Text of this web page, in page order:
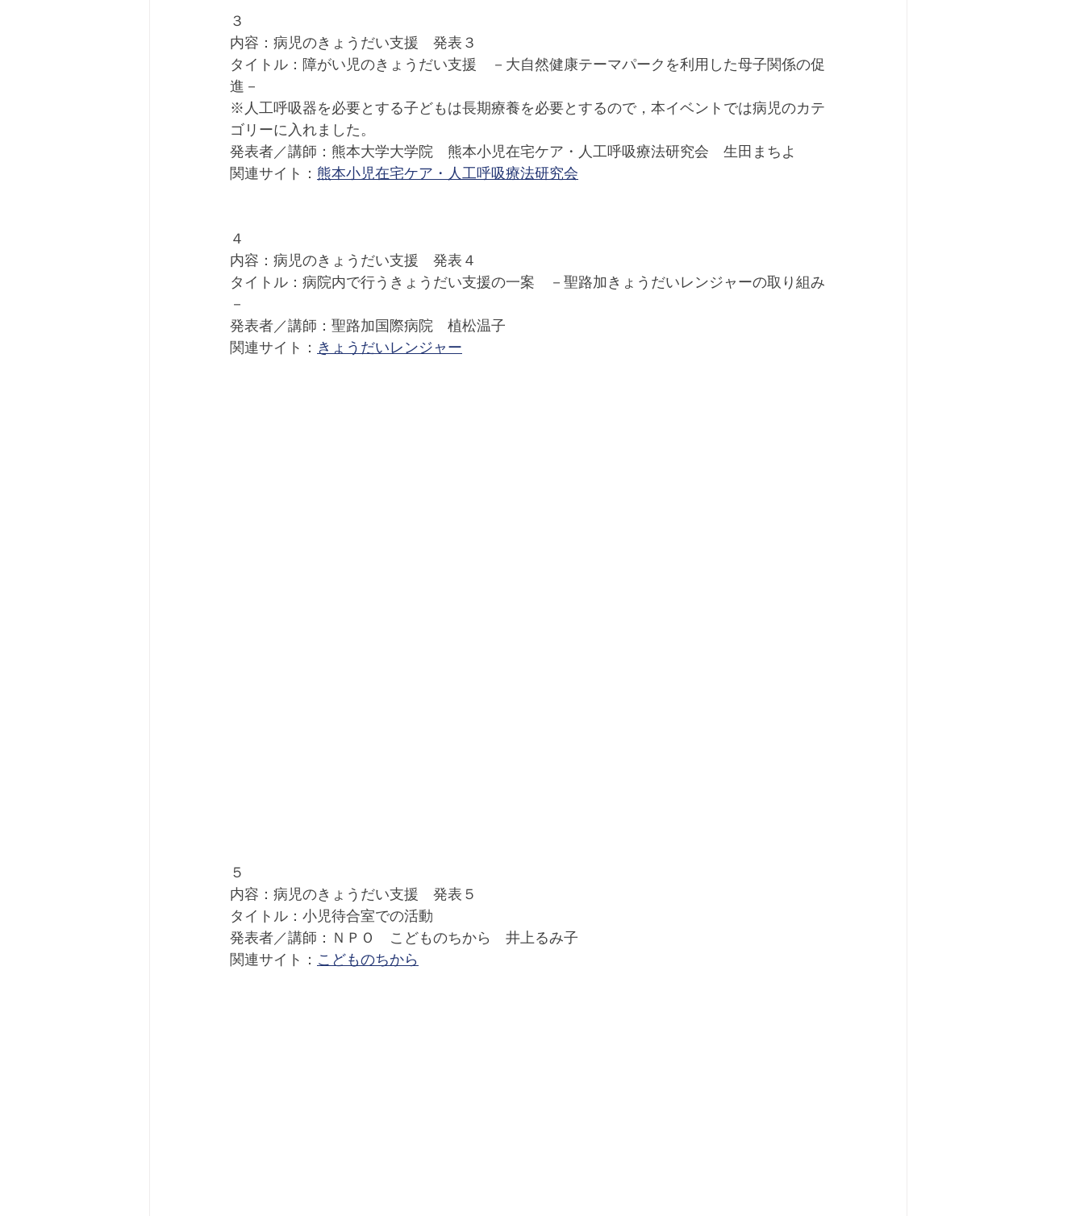
３
内容：病児のきょうだい支援　発表３
タイトル：障がい児のきょうだい支援　－大自然健康テーマパークを利用した母子関係の促
進－
※人工呼吸器を必要とする子どもは長期療養を必要とするので，本イベントでは病児のカテ
ゴリーに入れました。
発表者／講師：熊本大学大学院　熊本小児在宅ケア・人工呼吸療法研究会　生田まちよ
関連サイト： 熊本小児在宅ケア・人工呼吸療法研究会
４
内容：病児のきょうだい支援　発表４
タイトル：病院内で行うきょうだい支援の一案　－聖路加きょうだいレンジャーの取り組み
－
発表者／講師：聖路加国際病院　植松温子
関連サイト： きょうだいレンジャー
５
内容：病児のきょうだい支援　発表５
タイトル：小児待合室での活動
発表者／講師：ＮＰＯ　こどものちから　井上るみ子
関連サイト： こどものちから